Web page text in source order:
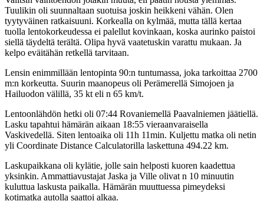
Tuulikin oli suunnaltaan suotuisa joskin heikkeni vähän. Olen
tyytyväinen ratkaisuuni. Korkealla on kylmää, mutta tällä kertaa
tuolla lentokorkeudessa ei palellut kovinkaan, koska aurinko paistoi
siellä täydeltä terältä. Olipa hyvä vaatetuskin varattu mukaan. Ja
kelpo eväitähän retkellä tarvitaan.
Lensin enimmillään lentopinta 90:n tuntumassa, joka tarkoittaa 2700
m:n korkeutta. Suurin maanopeus oli Perämerellä Simojoen ja
Hailuodon välillä, 35 kt eli n 65 km/t.
Lentoonlähdön hetki oli 07:44 Rovaniemellä Paavalniemen jäätiellä.
Lasku tapahtui hämärän aikaan 18:55 vieraanvaraisella
Vaskivedellä. Siten lentoaika oli 11h 11min. Kuljettu matka oli netin
yli Coordinate Distance Calculatorilla laskettuna 494.22 km.
Laskupaikkana oli kylätie, jolle sain helposti kuoren kaadettua
yksinkin. Ammattiavustajat Jaska ja Ville olivat n 10 minuutin
kuluttua laskusta paikalla. Hämärän muuttuessa pimeydeksi
kotimatka autolla saattoi alkaa.